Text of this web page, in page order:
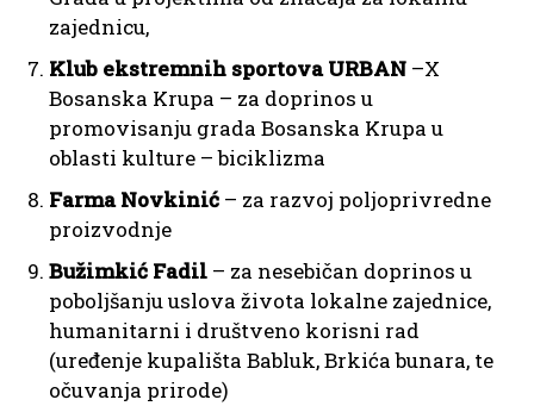
zajednicu,
Klub ekstremnih sportova URBAN –X
Bosanska Krupa – za doprinos u
promovisanju grada Bosanska Krupa u
oblasti kulture – biciklizma
Farma Novkinić – za razvoj poljoprivredne
proizvodnje
Bužimkić Fadil – za nesebičan doprinos u
poboljšanju uslova života lokalne zajednice,
humanitarni i društveno korisni rad
(uređenje kupališta Babluk, Brkića bunara, te
očuvanja prirode)